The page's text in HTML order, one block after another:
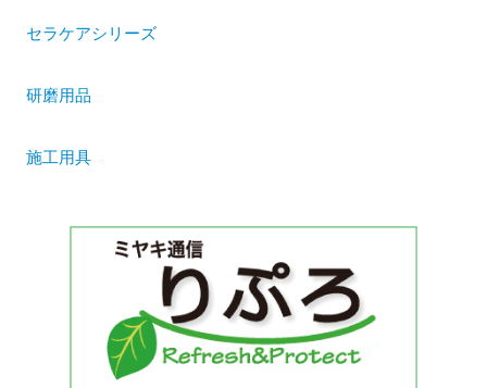
セラケアシリーズ
研磨用品
施工用具